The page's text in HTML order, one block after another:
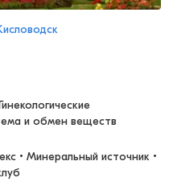
и обмен веществ
• Минеральный источник •